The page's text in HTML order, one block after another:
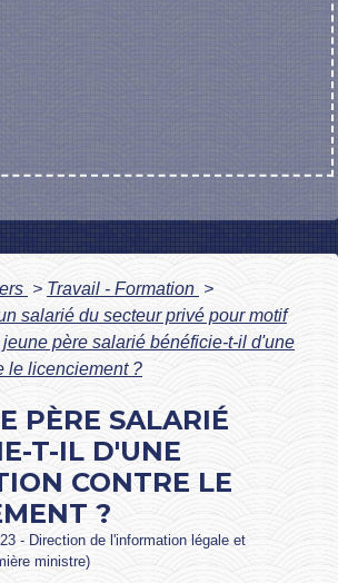
> Travail - Formation >
salarié du secteur privé pour motif
jeune père salarié bénéficie-t-il d'une
le licenciement ?
PÈRE SALARIÉ
T-IL D'UNE
CONTRE LE
?
- Direction de l'information légale et
ministre)